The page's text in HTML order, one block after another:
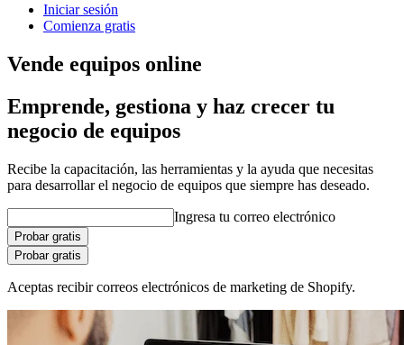
Iniciar sesión
Comienza gratis
Vende equipos online
Emprende, gestiona y haz crecer tu
negocio de equipos
Recibe la capacitación, las herramientas y la ayuda que necesitas
para desarrollar el negocio de equipos que siempre has deseado.
Ingresa tu correo electrónico
Probar gratis
Probar gratis
Aceptas recibir correos electrónicos de marketing de Shopify.